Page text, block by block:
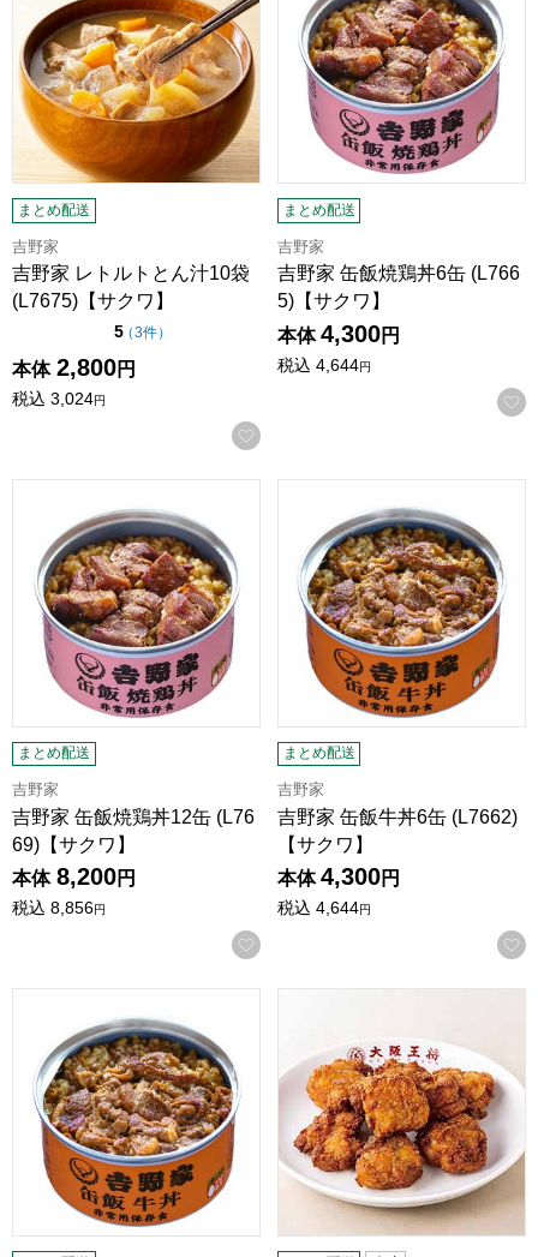
まとめ配送
吉野家
吉野家 レトルトとん汁10袋
(L7675)【サクワ】
5点（5点満点中）
（3件の評価
）
本体 2,800円
税込 3,024円
お気に入りに登録する
まとめ配送
吉野家
吉野家 缶飯焼鶏丼6缶 (L766
5)【サクワ】
本体 4,300円
税込 4,644円
まとめ配送
吉野家
吉野家 缶飯焼鶏丼12缶 (L76
69)【サクワ】
本体 8,200円
税込 8,856円
お気に入りに登録する
まとめ配送
吉野家
吉野家 缶飯牛丼6缶 (L7662)
【サクワ】
本体 4,300円
税込 4,644円